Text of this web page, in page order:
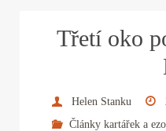
Třetí oko
Helen Stanku
Články kartářek a